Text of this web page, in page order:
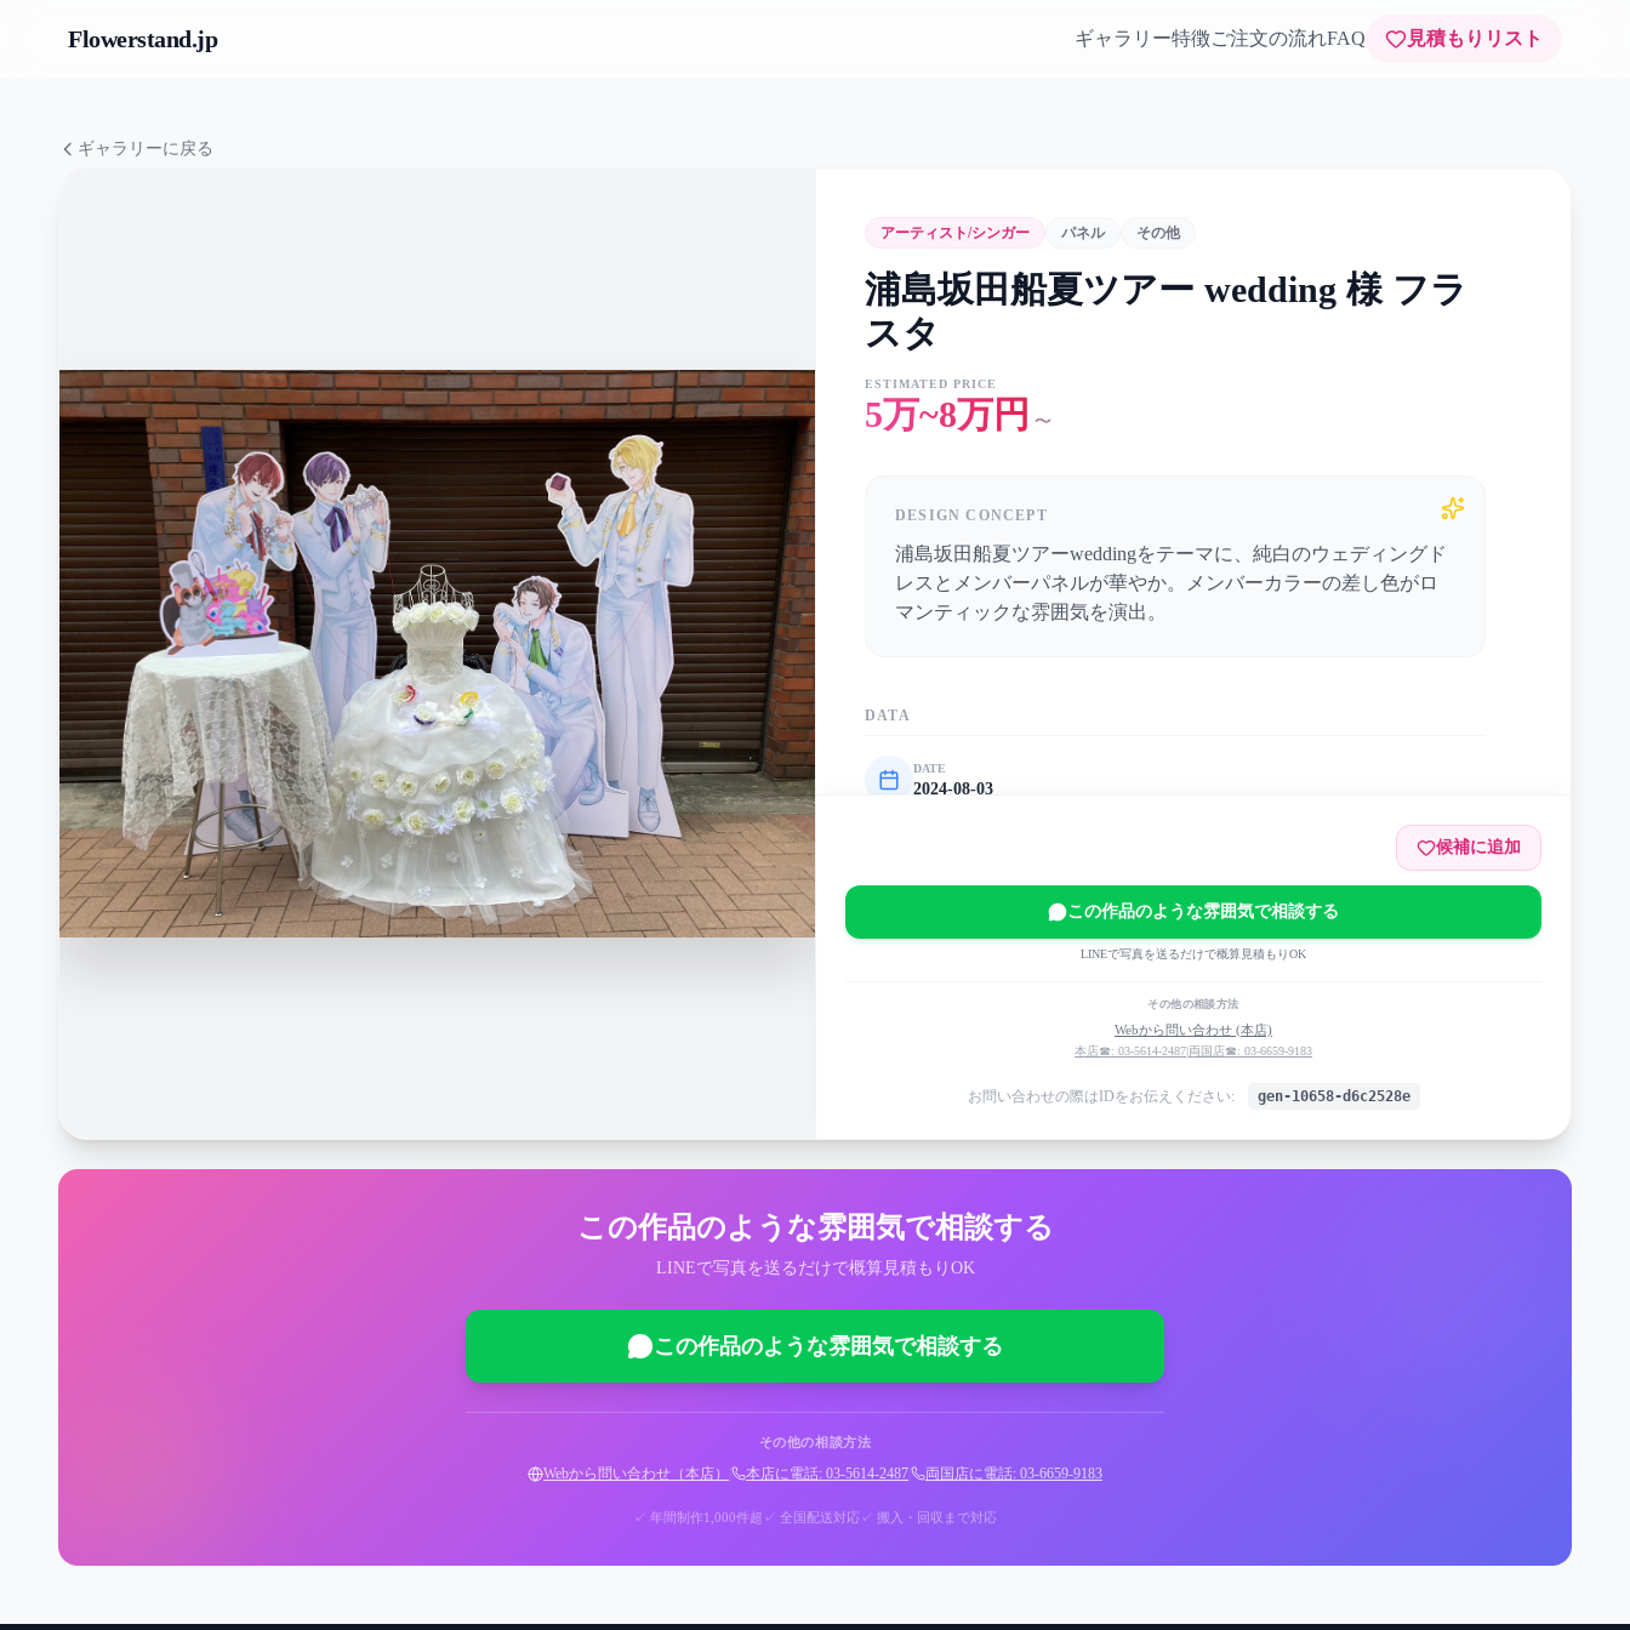
Flowerstand.jp ギャラリー特徴ご注文の流れFAQ 見積もりリスト
ギャラリーに戻る
アーティスト/シンガー パネル その他
浦島坂田船夏ツアー wedding 様 フラ
スタ
ESTIMATED PRICE
5万~8万円 〜
DESIGN CONCEPT
浦島坂田船夏ツアーweddingをテーマに、純白のウェディングド
レスとメンバーパネルが華やか。メンバーカラーの差し色がロ
マンティックな雰囲気を演出。
DATA
DATE
2024-08-03
浦島坂田船夏ツアー wedding
候補に追加
この作品のような雰囲気で相談する
LINEで写真を送るだけで概算見積もりOK
その他の相談方法
Webから問い合わせ (本店)
本店☎: 03-5614-2487|両国店☎: 03-6659-9183
お問い合わせの際はIDをお伝えください: gen-10658-d6c2528e
この作品のような雰囲気で相談する
LINEで写真を送るだけで概算見積もりOK
この作品のような雰囲気で相談する
その他の相談方法
Webから問い合わせ（本店） 本店に電話: 03-5614-2487 両国店に電話: 03-6659-9183
✓ 年間制作1,000件超 ✓ 全国配送対応✓ 搬入・回収まで対応